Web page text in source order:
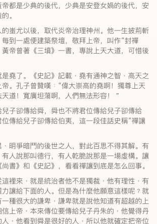
都是少典的後代，少典是安登女媧的後代，安
。
蚩尤以後，取代炎帝治理神州。他一生披荊斬
到一處便建築祭壇，敬拜上帝，叫作“封禪
黃帝曾著《三墳》一書，專說上天大道，可惜後
堯了。《史記》記載﹐堯有通神之智﹑高天之
。孔子曾贊嘆﹕“偉大崇高的堯啊！獨尊上天
道！寬廣坦蕩啊，人們無法形容！＂
子卻傳給舜，舜也不將君位傳給兒子卻傳給
傳給兒子卻傳給伯夷，這一段佳話史稱“禪讓
明爭暗鬥的後世之人，對此百思不得其解。有
人說那叫德行，有人乾脆說那是一場虛構。讓
書》和《史記》，看看禪讓到底是怎么回事。
裡來﹐就是統治者他不是獨裁﹐他有理性﹐有
讓給下面的人。但是為什麼他願意這樣呢﹖就
種很大的謙卑﹐謙卑就是說他知道有超越的上
上帝﹐本來傳位要傳給兒子丹朱的﹐他覺得丹
﹐他看到舜是很好的人﹐所以他就確定把帝位